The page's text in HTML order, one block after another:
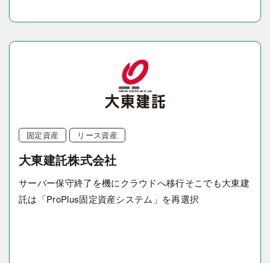
固定資産 リース資産
大東建託株式会社
サーバー保守終了を機にクラウドへ移行そこでも大東建
託は「ProPlus固定資産システム」を再選択